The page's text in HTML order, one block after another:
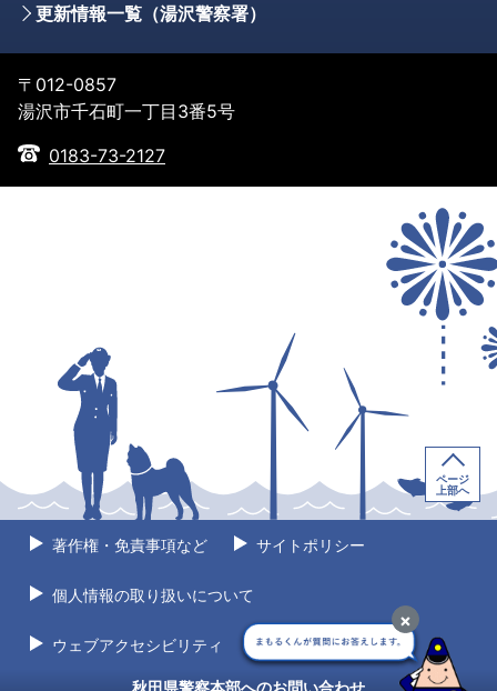
更新情報一覧（湯沢警察署）
〒012-0857
湯沢市千石町一丁目3番5号
0183-73-2127
×
著作権・免責事項など サイトポリシー
個人情報の取り扱いについて
ウェブアクセシビリティ サイトマップ
秋田県警察本部へのお問い合わせ
ページ
上部へ